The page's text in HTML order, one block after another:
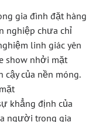
gia đình đặt hàng
nghiệp chưa chỉ
linh giác yên
show nhởi mặt
cậy của nền móng.
khẳng định của
người trong gia